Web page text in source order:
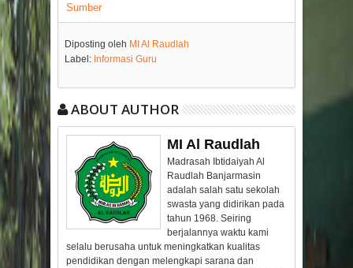
Sumber
Diposting oleh MI Al Raudlah
Label: Informasi Guru
ABOUT AUTHOR
MI Al Raudlah
Madrasah Ibtidaiyah Al
Raudlah Banjarmasin
adalah salah satu sekolah
swasta yang didirikan pada
tahun 1968. Seiring
berjalannya waktu kami
selalu berusaha untuk meningkatkan kualitas
pendidikan dengan melengkapi sarana dan